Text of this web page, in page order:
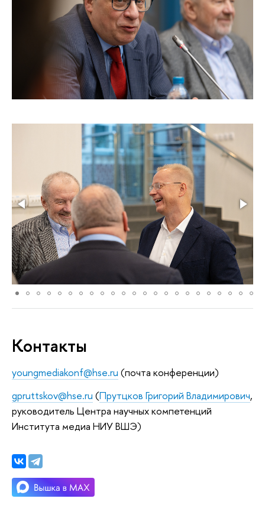
Контакты
youngmediakonf@hse.ru (почта конференции)
gpruttskov@hse.ru (Прутцков Григорий Владимирович,
руководитель Центра научных компетенций
Института медиа НИУ ВШЭ)